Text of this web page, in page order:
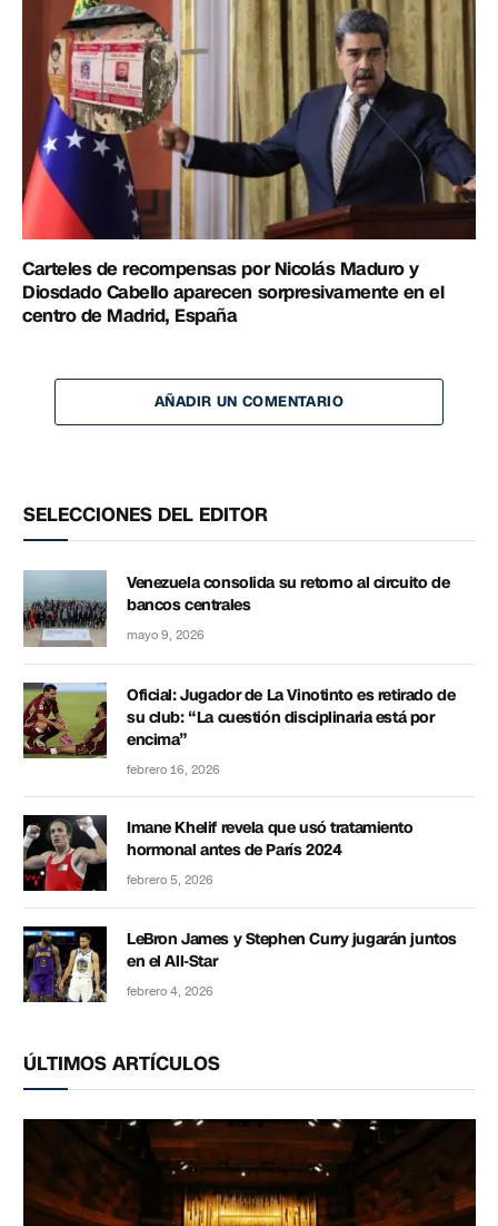
Carteles de recompensas por Nicolás Maduro y
Diosdado Cabello aparecen sorpresivamente en el
centro de Madrid, España
AÑADIR UN COMENTARIO
SELECCIONES DEL EDITOR
Venezuela consolida su retorno al circuito de
bancos centrales
mayo 9, 2026
Oficial: Jugador de La Vinotinto es retirado de
su club: “La cuestión disciplinaria está por
encima”
febrero 16, 2026
Imane Khelif revela que usó tratamiento
hormonal antes de París 2024
febrero 5, 2026
LeBron James y Stephen Curry jugarán juntos
en el All-Star
febrero 4, 2026
ÚLTIMOS ARTÍCULOS